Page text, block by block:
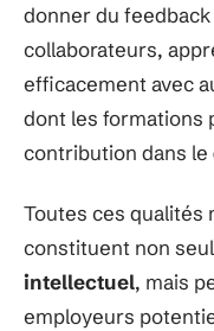
donner du
collaborateurs,
efficacement avec
dont les formations
contribution dans le
Toutes ces qualités
constituent non
intellectuel, mais
employeurs